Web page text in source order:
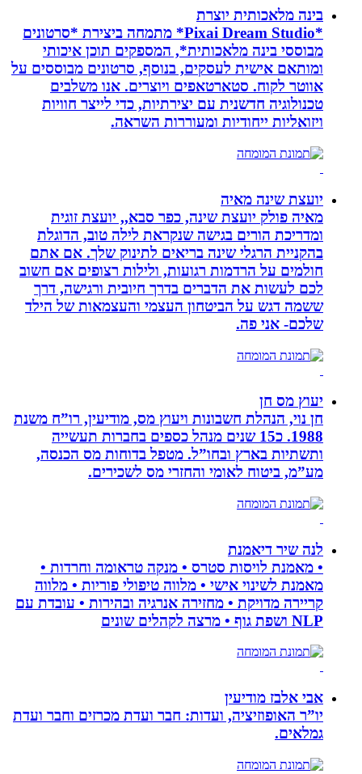
בינה מלאכותית יוצרת
*Pixai Dream Studio* מתמחה ביצירת *סרטונים
מבוססי בינה מלאכותית*, המספקים תוכן איכותי
ומותאם אישית לעסקים, בנוסף, סרטונים מבוססים על
אווטר לקוח. סטארטאפים ויוצרים. אנו משלבים
טכנולוגיה חדשנית עם יצירתיות, כדי לייצר חוויות
ויזואליות ייחודיות ומעוררות השראה.
יועצת שינה מאיה
מאיה פולק יועצת שינה, כפר סבא,, יועצת זוגית
ומדריכת הורים בגישה שנקראת לילה טוב, הדוגלת
בהקניית הרגלי שינה בריאים לתינוק שלך. אם אתם
חולמים על הרדמות רגועות, ולילות רצופים אם חשוב
לכם לעשות את הדברים בדרך חיובית ורגישה, דרך
ששמה דגש על הביטחון העצמי והעצמאות של הילד
שלכם- אני פה.
יעוץ מס חן
חן נוי, הנהלת חשבונות ויעוץ מס, מודיעין, רו”ח משנת
1988. כ15 שנים מנהל כספים בחברות תעשייה
ותשתיות בארץ ובחו”ל. מטפל בדוחות מס הכנסה,
מע”מ, ביטוח לאומי והחזרי מס לשכירים.
לנה שיר דיאמנת
• מאמנת לויסות סטרס • מנקה טראומה וחרדות •
מאמנת לשינוי אישי • מלווה טיפולי פוריות • מלווה
קריירה מדויקת • מחזירה אנרגיה ובהירות • עובדת עם
אבי אלבז מודיעין
יו”ר האופוזיציה, ועדות: חבר ועדת מכרזים וחבר ועדת
גמלאים.